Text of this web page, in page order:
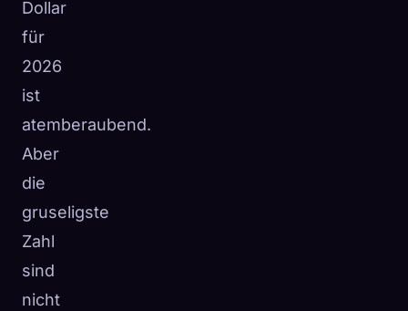
Dollar
für
2026
ist
atemberaubend.
Aber
die
gruseligste
Zahl
sind
nicht